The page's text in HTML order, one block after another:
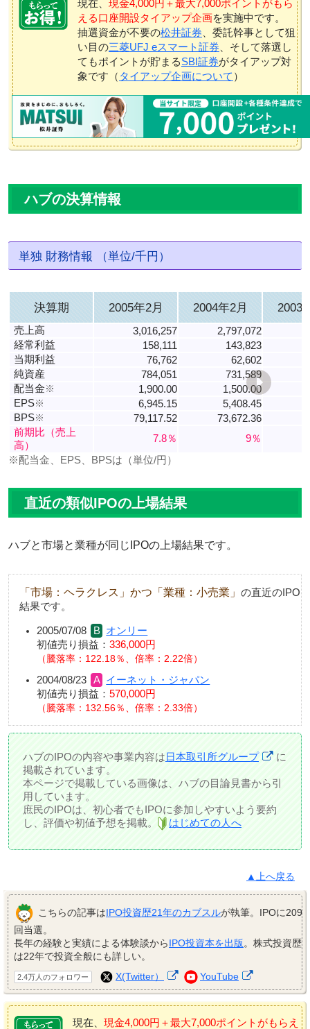
現在、 現金4,000円＋最大7,000ポイントがもら
える口座開設タイアップ企画を実施中です。
抽選資金が不要の松井証券 、委託幹事として狙
い目の三菱UFJ eスマート証券 、そして落選し
てもポイントが貯まるSBI証券がタイアップ対
象です（ タイアップ企画について ）
ハブの決算情報
単独 財務情報 （単位/千円）
決算期 2005年2月 2004年2月 2003
売上高 3,016,257 2,797,072
経常利益
158,111
143,823
当期利益
76,762
62,602
純資産
784,051
731,589
配当金※ 1,900.00
1,500.00
EPS※ 6,945.15 5,408.45
BPS※ 79,117.52 73,672.36
前期比（売上
高）
7.8％
9％
※配当金、EPS、BPSは（単位/円）
直近の類似IPOの上場結果
ハブと市場と業種が同じIPOの上場結果です。
「市場：ヘラクレス」かつ「業種：小売業」 の直近のIPO
結果です。
2005/07/08
オンリー
初値売り損益： 336,000円
騰落率：122.18％、倍率：2.22倍
2004/08/23
イーネット・ジャパン
初値売り損益： 570,000円
騰落率：132.56％、倍率：2.33倍
ハブのIPOの内容や事業内容は日本取引所グループ
に
掲載されています。
本ページで掲載している画像は、ハブの目論見書から引
用しています。
庶民のIPOは、初心者でもIPOに参加しやすいよう要約
し、評価や初値予想を掲載。
はじめての人へ
▲上へ戻る
こちらの記事はIPO投資歴21年のカブスルが執筆。IPOに209
回当選。
長年の経験と実績による体験談からIPO投資本を出版。株式投資歴
は22年で投資全般にも詳しい。
2.4万人のフォロワー X(Twitter） YouTube
現在、 現金4,000円＋最大7,000ポイントがもらえ